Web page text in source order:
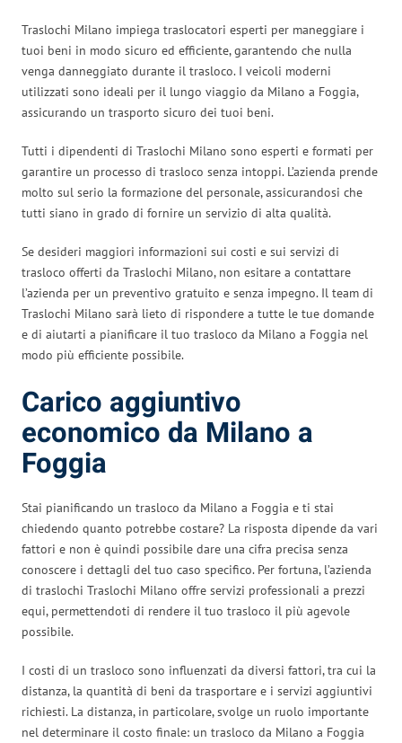
Traslochi Milano impiega traslocatori esperti per maneggiare i
tuoi beni in modo sicuro ed efficiente, garantendo che nulla
venga danneggiato durante il trasloco. I veicoli moderni
utilizzati sono ideali per il lungo viaggio da Milano a Foggia,
assicurando un trasporto sicuro dei tuoi beni.
Tutti i dipendenti di Traslochi Milano sono esperti e formati per
garantire un processo di trasloco senza intoppi. L’azienda prende
molto sul serio la formazione del personale, assicurandosi che
tutti siano in grado di fornire un servizio di alta qualità.
Se desideri maggiori informazioni sui costi e sui servizi di
trasloco offerti da Traslochi Milano, non esitare a contattare
l’azienda per un preventivo gratuito e senza impegno. Il team di
Traslochi Milano sarà lieto di rispondere a tutte le tue domande
e di aiutarti a pianificare il tuo trasloco da Milano a Foggia nel
modo più efficiente possibile.
Carico aggiuntivo
economico da Milano a
Foggia
Stai pianificando un trasloco da Milano a Foggia e ti stai
chiedendo quanto potrebbe costare? La risposta dipende da vari
fattori e non è quindi possibile dare una cifra precisa senza
conoscere i dettagli del tuo caso specifico. Per fortuna, l’azienda
di traslochi Traslochi Milano offre servizi professionali a prezzi
equi, permettendoti di rendere il tuo trasloco il più agevole
possibile.
I costi di un trasloco sono influenzati da diversi fattori, tra cui la
distanza, la quantità di beni da trasportare e i servizi aggiuntivi
richiesti. La distanza, in particolare, svolge un ruolo importante
nel determinare il costo finale: un trasloco da Milano a Foggia